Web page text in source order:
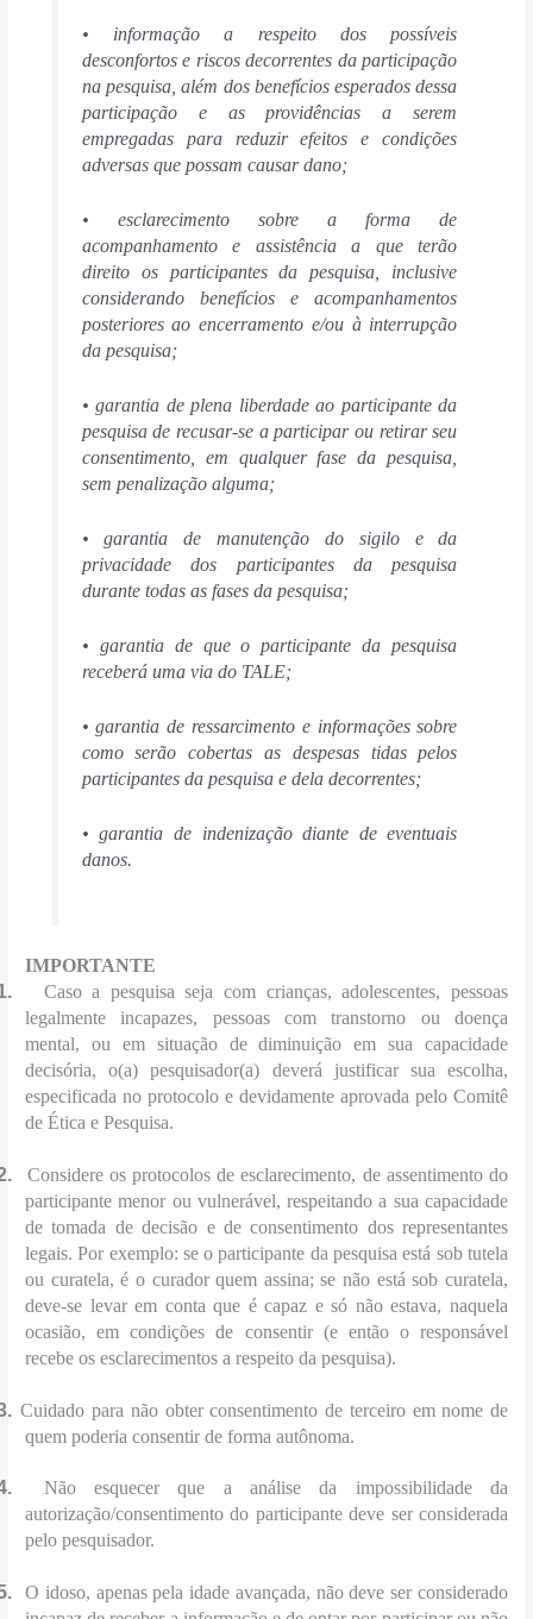
• informação a respeito dos possíveis
desconfortos e riscos decorrentes da participação
na pesquisa, além dos benefícios esperados dessa
participação e as providências a serem
empregadas para reduzir efeitos e condições
adversas que possam causar dano;
• esclarecimento sobre a forma de
acompanhamento e assistência a que terão
direito os participantes da pesquisa, inclusive
considerando benefícios e acompanhamentos
posteriores ao encerramento e/ou à interrupção
da pesquisa;
• garantia de plena liberdade ao participante da
pesquisa de recusar-se a participar ou retirar seu
consentimento, em qualquer fase da pesquisa,
sem penalização alguma;
• garantia de manutenção do sigilo e da
privacidade dos participantes da pesquisa
durante todas as fases da pesquisa;
• garantia de que o participante da pesquisa
receberá uma via do TALE;
• garantia de ressarcimento e informações sobre
como serão cobertas as despesas tidas pelos
participantes da pesquisa e dela decorrentes;
• garantia de indenização diante de eventuais
danos.
IMPORTANTE
Caso a pesquisa seja com crianças, adolescentes, pessoas
legalmente incapazes, pessoas com transtorno ou doença
mental, ou em situação de diminuição em sua capacidade
decisória, o(a) pesquisador(a) deverá justificar sua escolha,
especificada no protocolo e devidamente aprovada pelo Comitê
de Ética e Pesquisa.
Considere os protocolos de esclarecimento, de assentimento do
participante menor ou vulnerável, respeitando a sua capacidade
de tomada de decisão e de consentimento dos representantes
legais. Por exemplo: se o participante da pesquisa está sob tutela
ou curatela, é o curador quem assina; se não está sob curatela,
deve-se levar em conta que é capaz e só não estava, naquela
ocasião, em condições de consentir (e então o responsável
recebe os esclarecimentos a respeito da pesquisa).
Cuidado para não obter consentimento de terceiro em nome de
quem poderia consentir de forma autônoma.
Não esquecer que a análise da impossibilidade da
autorização/consentimento do participante deve ser considerada
pelo pesquisador.
O idoso, apenas pela idade avançada, não deve ser considerado